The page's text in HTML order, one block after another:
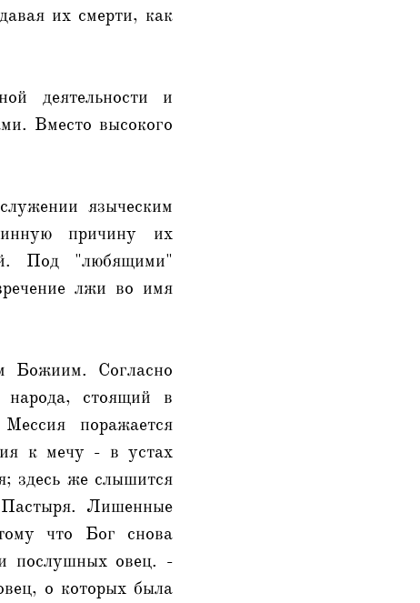
их смерти, как
деятельности и
Вместо высокого
языческим
причину их
Под "любящими"
лжи во имя
Божиим. Согласно
народа, стоящий в
поражается
к мечу - в устах
здесь же слышится
Лишенные
что Бог снова
послушных овец. -
о которых была